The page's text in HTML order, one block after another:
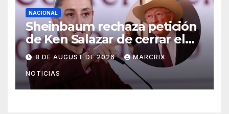
NACIONAL
Sheinbaum rechaza petición
de Ken Salazar de cerrar el
caso de ‘El Mayo’ Zambada
8 DE AUGUST DE 2026 MARCRIX
NOTICIAS